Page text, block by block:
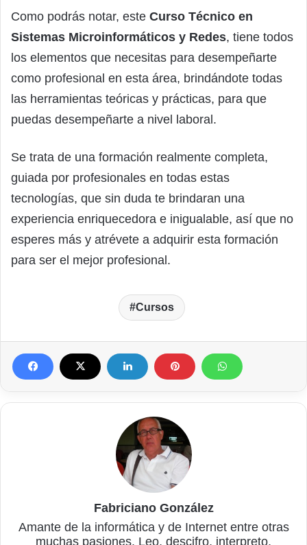
Como podrás notar, este Curso Técnico en
Sistemas Microinformáticos y Redes, tiene todos
los elementos que necesitas para desempeñarte
como profesional en esta área, brindándote todas
las herramientas teóricas y prácticas, para que
puedas desempeñarte a nivel laboral.
Se trata de una formación realmente completa,
guiada por profesionales en todas estas
tecnologías, que sin duda te brindaran una
experiencia enriquecedora e inigualable, así que no
esperes más y atrévete a adquirir esta formación
para ser el mejor profesional.
Cursos
Fabriciano González
Amante de la informática y de Internet entre otras
muchas pasiones. Leo, descifro, interpreto,